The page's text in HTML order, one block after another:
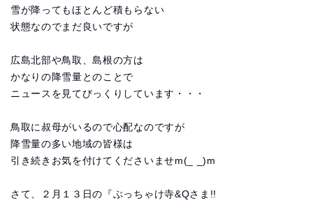
雪が降ってもほとんど積もらない
状態なのでまだ良いですが
広島北部や鳥取、島根の方は
かなりの降雪量とのことで
ニュースを見てびっくりしています・・・
鳥取に叔母がいるので心配なのですが
降雪量の多い地域の皆様は
引き続きお気を付けてくださいませm(_ _)m
さて、２月１３日の『ぶっちゃけ寺&Qさま!!